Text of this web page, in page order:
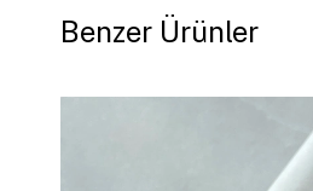
Benzer Ürünler